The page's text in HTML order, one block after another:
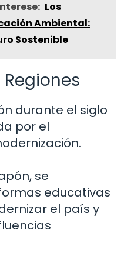
Los
Ambiental:
Sostenible
durante el siglo
por el
se
educativas
el país y